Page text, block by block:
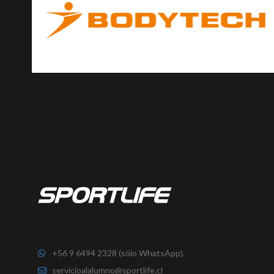
+56 9 6494 2328 (sólo WhatsApp).
servicioalalumno@sportlife.cl